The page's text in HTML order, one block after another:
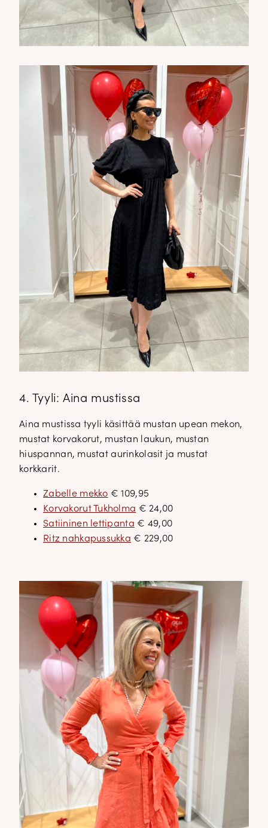
4. Tyyli: Aina mustissa
Aina mustissa tyyli käsittää mustan upean mekon,
mustat korvakorut, mustan laukun, mustan
hiuspannan, mustat aurinkolasit ja mustat
korkkarit.
Zabelle mekko € 109,95
Korvakorut Tukholma € 24,00
Satiininen lettipanta € 49,00
Ritz nahkapussukka € 229,00